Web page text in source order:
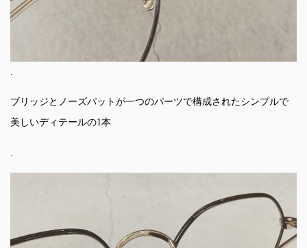
ブリッジとノーズパットが一つのパーツで構成されたシンプルで
美しいディテールの1本